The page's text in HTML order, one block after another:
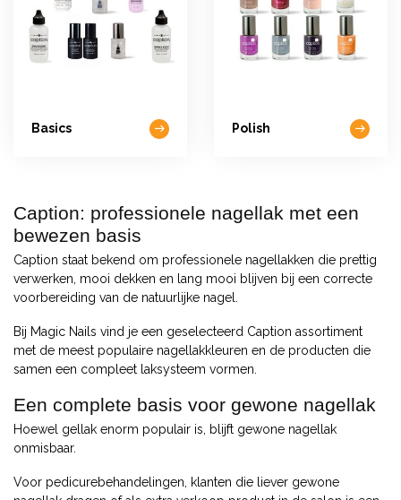
Basics Polish
Caption: professionele nagellak met een
bewezen basis
Caption staat bekend om professionele nagellakken die prettig
verwerken, mooi dekken en lang mooi blijven bij een correcte
voorbereiding van de natuurlijke nagel.
Bij Magic Nails vind je een geselecteerd Caption assortiment
met de meest populaire nagellakkleuren en de producten die
samen een compleet laksysteem vormen.
Een complete basis voor gewone nagellak
Hoewel gellak enorm populair is, blijft gewone nagellak
onmisbaar.
Voor pedicurebehandelingen, klanten die liever gewone